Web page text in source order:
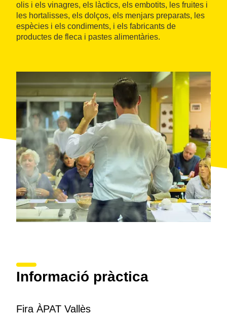
olis i els vinagres, els làctics, els embotits, les fruites i
les hortalisses, els dolços, els menjars preparats, les
espècies i els condiments, i els fabricants de
productes de fleca i pastes alimentàries.
Informació pràctica
Fira ÀPAT Vallès